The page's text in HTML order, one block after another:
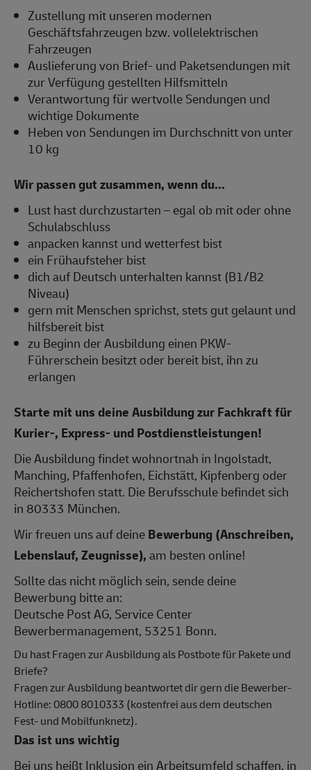
Zustellung mit unseren modernen
Geschäftsfahrzeugen bzw. vollelektrischen
Fahrzeugen
Auslieferung von Brief- und Paketsendungen mit
zur Verfügung gestellten Hilfsmitteln
Verantwortung für wertvolle Sendungen und
wichtige Dokumente
Heben von Sendungen im Durchschnitt von unter
10 kg
Wir passen gut zusammen, wenn du...
Lust hast durchzustarten – egal ob mit oder ohne
Schulabschluss
anpacken kannst und wetterfest bist
ein Frühaufsteher bist
dich auf Deutsch unterhalten kannst (B1/B2
Niveau)
gern mit Menschen sprichst, stets gut gelaunt und
hilfsbereit bist
zu Beginn der Ausbildung einen PKW-
Führerschein besitzt oder bereit bist, ihn zu
erlangen
Starte mit uns deine Ausbildung zur Fachkraft für
Kurier-, Express- und Postdienstleistungen!
Die Ausbildung findet wohnortnah in Ingolstadt,
Manching, Pfaffenhofen, Eichstätt, Kipfenberg oder
Reichertshofen statt. Die Berufsschule befindet sich
in 80333 München.
Wir freuen uns auf deineBewerbung (Anschreiben,
Lebenslauf, Zeugnisse),am besten online!
Sollte das nicht möglich sein, sende deine
Bewerbung bitte an:
Deutsche Post AG, Service Center
Bewerbermanagement, 53251 Bonn.
Du hast Fragen zur Ausbildung als Postbote für Pakete und
Briefe?
Fragen zur Ausbildung beantwortet dir gern die Bewerber-
Hotline: 0800 8010333 (kostenfrei aus dem deutschen
Fest- und Mobilfunknetz).
Das ist uns wichtig
Bei uns heißt Inklusion ein Arbeitsumfeld schaffen, in